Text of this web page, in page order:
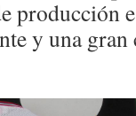
producción
y una gran